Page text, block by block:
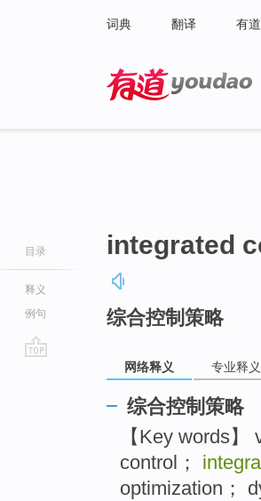
词典 翻译 有
目录
释义
例句
integrated
综合控制策略
网络释义 专业释义
综合控制策略
【Key words
control；
optimization；